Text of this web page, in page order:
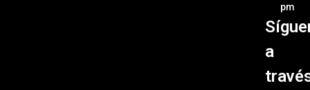
de
de
pm
a